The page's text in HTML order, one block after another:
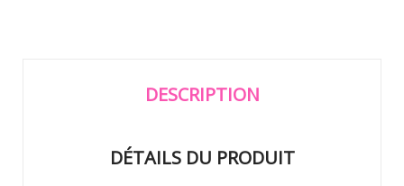
DESCRIPTION
DÉTAILS DU PRODUIT